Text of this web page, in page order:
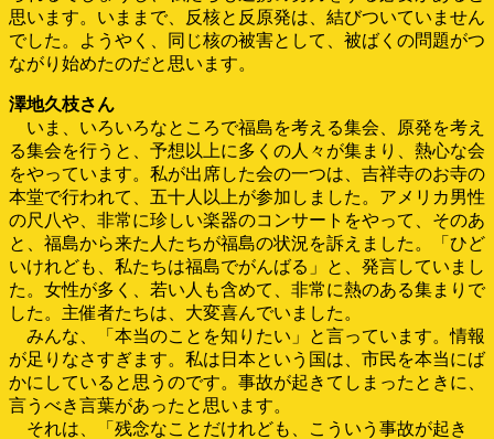
思います。いままで、反核と反原発は、結びついていません
でした。ようやく、同じ核の被害として、被ばくの問題がつ
ながり始めたのだと思います。
澤地久枝さん
いま、いろいろなところで福島を考える集会、原発を考え
る集会を行うと、予想以上に多くの人々が集まり、熱心な会
をやっています。私が出席した会の一つは、吉祥寺のお寺の
本堂で行われて、五十人以上が参加しました。アメリカ男性
の尺八や、非常に珍しい楽器のコンサートをやって、そのあ
と、福島から来た人たちが福島の状況を訴えました。「ひど
いけれども、私たちは福島でがんばる」と、発言していまし
た。女性が多く、若い人も含めて、非常に熱のある集まりで
した。主催者たちは、大変喜んでいました。
みんな、「本当のことを知りたい」と言っています。情報
が足りなさすぎます。私は日本という国は、市民を本当にば
かにしていると思うのです。事故が起きてしまったときに、
言うべき言葉があったと思います。
それは、「残念なことだけれども、こういう事故が起き